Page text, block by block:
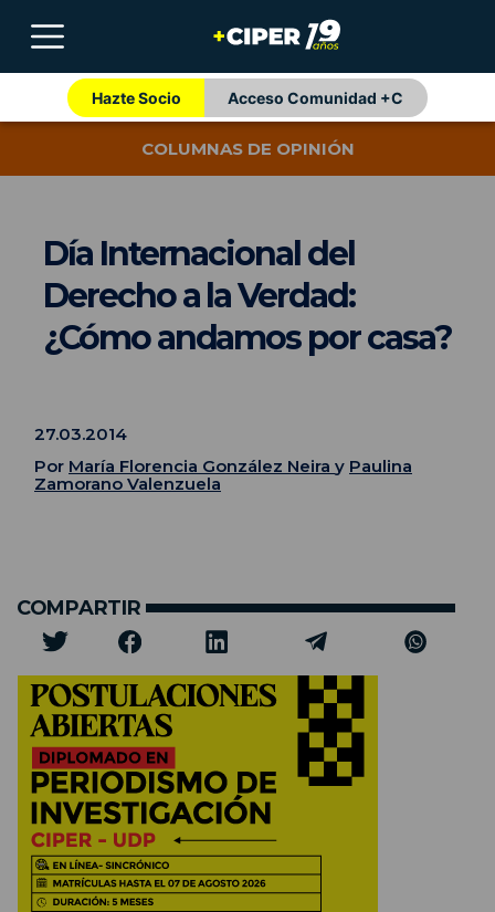
Hazte Socio Acceso Comunidad +C
COLUMNAS DE OPINIÓN
Día Internacional del
Derecho a la Verdad:
¿Cómo andamos por casa?
27.03.2014
Por María Florencia González Neira y Paulina
Zamorano Valenzuela
COMPARTIR